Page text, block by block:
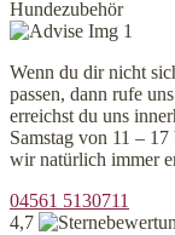
Wenn du dir nicht
passen, dann rufe
erreichst du uns
Samstag von 11 –
wir natürlich immer
04561 5130711
4,7